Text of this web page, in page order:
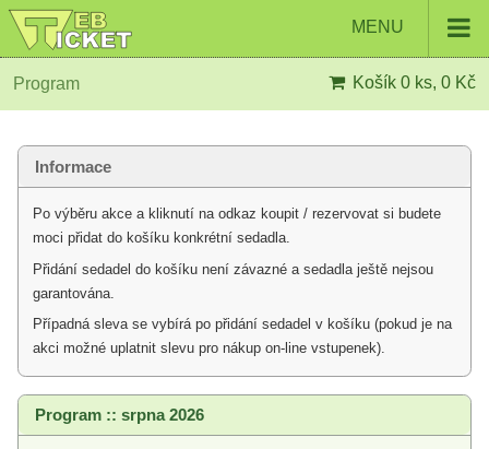
MENU
Program Košík 0 ks, 0 Kč
Informace
Po výběru akce a kliknutí na odkaz koupit / rezervovat si budete
moci přidat do košíku konkrétní sedadla.
Přidání sedadel do košíku není závazné a sedadla ještě nejsou
garantována.
Případná sleva se vybírá po přidání sedadel v košíku (pokud je na
akci možné uplatnit slevu pro nákup on-line vstupenek).
Program :: srpna 2026